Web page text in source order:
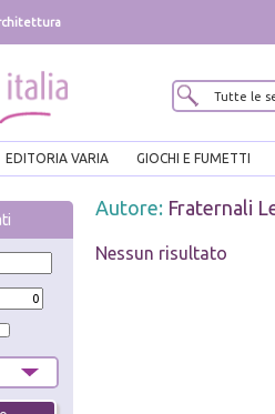
EDITORIA VARIA GIOCHI E FUMETTI
Autore: Fraternali
Nessun risultato